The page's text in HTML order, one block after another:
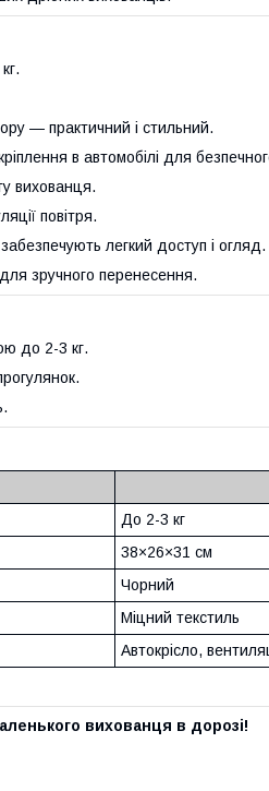
— практичний і стильний.
в автомобілі для
вихованця.
повітря.
легкий доступ і огляд.
зручного перенесення.
до 2-3 кг.
До 2-3 кг
38×26×31 см
Чорний
Міцний текстиль
Автокрісло,
вихованця в дорозі!